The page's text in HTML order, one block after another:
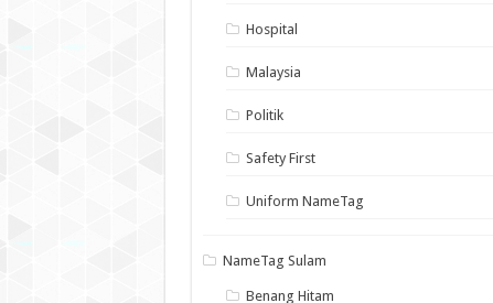
Hospital
Malaysia
Politik
Safety First
Uniform NameTag
NameTag Sulam
Benang Hitam